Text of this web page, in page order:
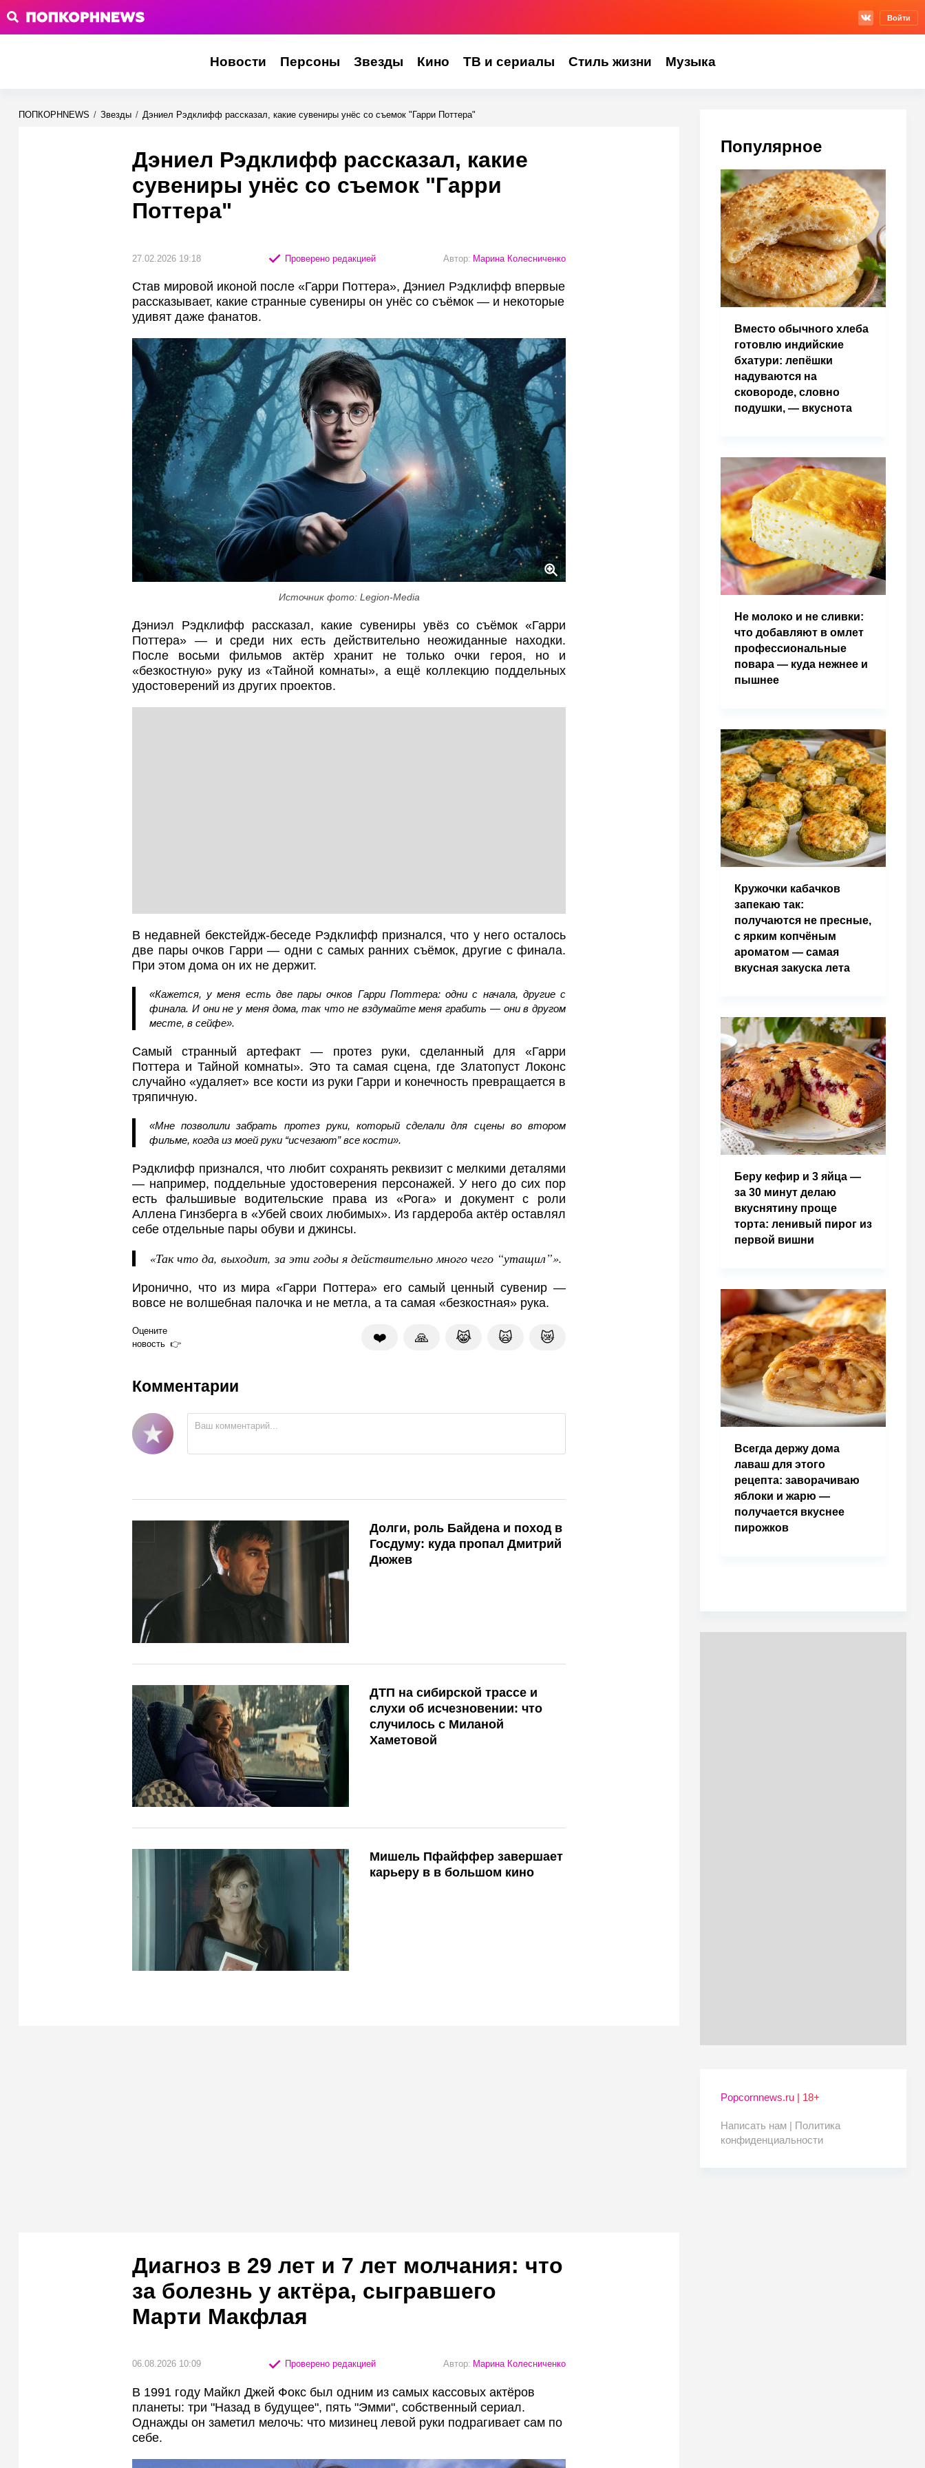
Войти
Новости Персоны Звезды Кино ТВ и сериалы Стиль жизни Музыка
ПОПКОРНNEWS / Звезды / Дэниел Рэдклифф рассказал, какие сувениры унёс со съемок "Гарри Поттера"
Дэниел Рэдклифф рассказал, какие
сувениры унёс со съемок "Гарри
Поттера"
27.02.2026 19:18 Проверено редакцией Автор: Марина Колесниченко
Став мировой иконой после «Гарри Поттера», Дэниел Рэдклифф впервые
рассказывает, какие странные сувениры он унёс со съёмок — и некоторые
удивят даже фанатов.
Источник фото: Legion-Media
Дэниэл Рэдклифф рассказал, какие сувениры увёз со съёмок «Гарри
Поттера» — и среди них есть действительно неожиданные находки.
После восьми фильмов актёр хранит не только очки героя, но и
«безкостную» руку из «Тайной комнаты», а ещё коллекцию поддельных
удостоверений из других проектов.
В недавней бекстейдж-беседе Рэдклифф признался, что у него осталось
две пары очков Гарри — одни с самых ранних съёмок, другие с финала.
При этом дома он их не держит.
«Кажется, у меня есть две пары очков Гарри Поттера: одни с начала, другие с
финала. И они не у меня дома, так что не вздумайте меня грабить — они в другом
месте, в сейфе».
Самый странный артефакт — протез руки, сделанный для «Гарри
Поттера и Тайной комнаты». Это та самая сцена, где Златопуст Локонс
случайно «удаляет» все кости из руки Гарри и конечность превращается в
тряпичную.
«Мне позволили забрать протез руки, который сделали для сцены во втором
фильме, когда из моей руки “исчезают” все кости».
Рэдклифф признался, что любит сохранять реквизит с мелкими деталями
— например, поддельные удостоверения персонажей. У него до сих пор
есть фальшивые водительские права из «Рога» и документ с роли
Аллена Гинзберга в «Убей своих любимых». Из гардероба актёр оставлял
себе отдельные пары обуви и джинсы.
«Так что да, выходит, за эти годы я действительно много чего “утащил”».
Иронично, что из мира «Гарри Поттера» его самый ценный сувенир —
вовсе не волшебная палочка и не метла, а та самая «безкостная» рука.
Оцените
новость
❤️ 🙏 😹 🙀 😿
Комментарии
Долги, роль Байдена и поход в
Госдуму: куда пропал Дмитрий
Дюжев
ДТП на сибирской трассе и
слухи об исчезновении: что
случилось с Миланой
Хаметовой
Мишель Пфайффер завершает
карьеру в в большом кино
Диагноз в 29 лет и 7 лет молчания: что
за болезнь у актёра, сыгравшего
Марти Макфлая
06.08.2026 10:09 Проверено редакцией Автор: Марина Колесниченко
В 1991 году Майкл Джей Фокс был одним из самых кассовых актёров
планеты: три "Назад в будущее", пять "Эмми", собственный сериал.
Однажды он заметил мелочь: что мизинец левой руки подрагивает сам по
себе.
Популярное
Вместо обычного хлеба
готовлю индийские
бхатури: лепёшки
надуваются на
сковороде, словно
подушки, — вкуснота
Не молоко и не сливки:
что добавляют в омлет
профессиональные
повара — куда нежнее и
пышнее
Кружочки кабачков
запекаю так:
получаются не пресные,
с ярким копчёным
ароматом — самая
вкусная закуска лета
Беру кефир и 3 яйца —
за 30 минут делаю
вкуснятину проще
торта: ленивый пирог из
первой вишни
Всегда держу дома
лаваш для этого
рецепта: заворачиваю
яблоки и жарю —
получается вкуснее
пирожков
Popcornnews.ru | 18+
Написать нам | Политика
конфиденциальности